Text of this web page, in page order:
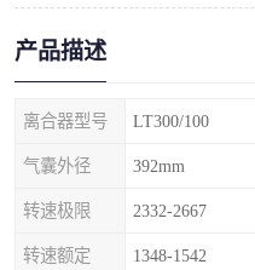
产品描述
离合器型号 LT300/100
气囊外径 392mm
转速极限 2332-2667
转速额定 1348-1542